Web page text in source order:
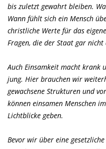
bis zuletzt gewahrt bleiben.
Wann fühlt sich ein Mensch
christliche Werte für das
Fragen, die der Staat gar
Auch Einsamkeit macht krank
jung. Hier brauchen wir
gewachsene Strukturen und
können einsamen Menschen
Lichtblicke geben.
Bevor wir über eine